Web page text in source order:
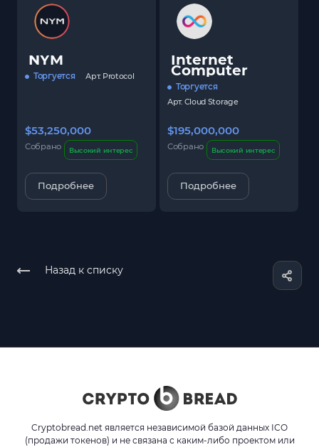
NYM
Торгуется Арт. Protocol
$53,250,000
Собрано Высокий интерес
Подробнее
Internet
Computer
Торгуется
Арт. Cloud Storage
$195,000,000
Собрано Высокий интерес
Подробнее
Назад к списку
Cryptobread.net является независимой базой данных ICO
(продажи токенов) и не связана с каким-либо проектом или